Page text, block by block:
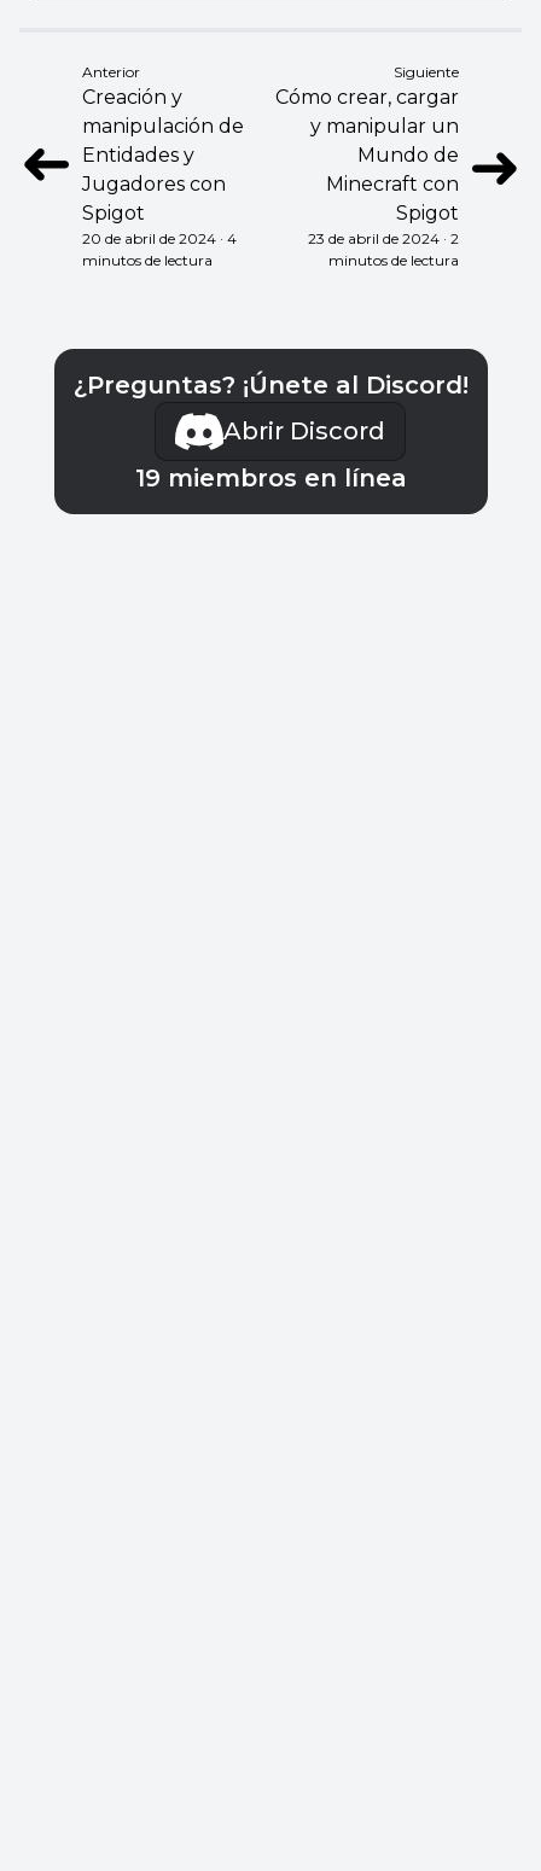
➜
Anterior
Creación y
manipulación de
Entidades y
Jugadores con
Spigot
20 de abril de 2024 · 4
minutos de lectura
Siguiente
Cómo crear, cargar
y manipular un
Mundo de
Minecraft con
Spigot
23 de abril de 2024 · 2
minutos de lectura
➜
¿Preguntas? ¡Únete al Discord!
Abrir Discord
19 miembros en línea